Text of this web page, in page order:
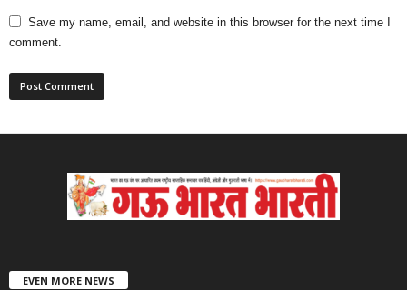
Save my name, email, and website in this browser for the next time I
comment.
EVEN MORE NEWS